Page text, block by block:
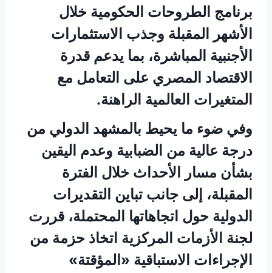
برنامج الطروحات الحكومية خلال
الأشهر المقبلة وجذب الاستثمارات
الأجنبية المباشرة، بما يدعم قدرة
الاقتصاد المصري على التعامل مع
المتغيرات العالمية الراهنة.
وفي ضوء ما يحيط بالمشهد الدولي من
درجة عالية من الضبابية وعدم اليقين
بشأن مسار الأحداث خلال الفترة
المقبلة، إلى جانب تباين التقديرات
الدولية حول اتجاهاتها المحتملة، قررت
لجنة الأزمات المركزية اتخاذ حزمة من
الإجراءات الاستباقية «المؤقتة»